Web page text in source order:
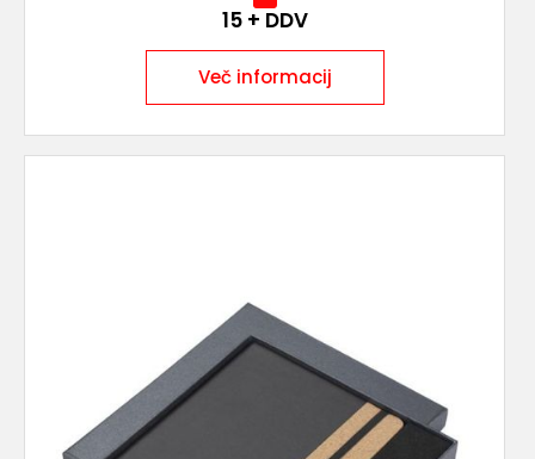
15+ DDV
Več informacij